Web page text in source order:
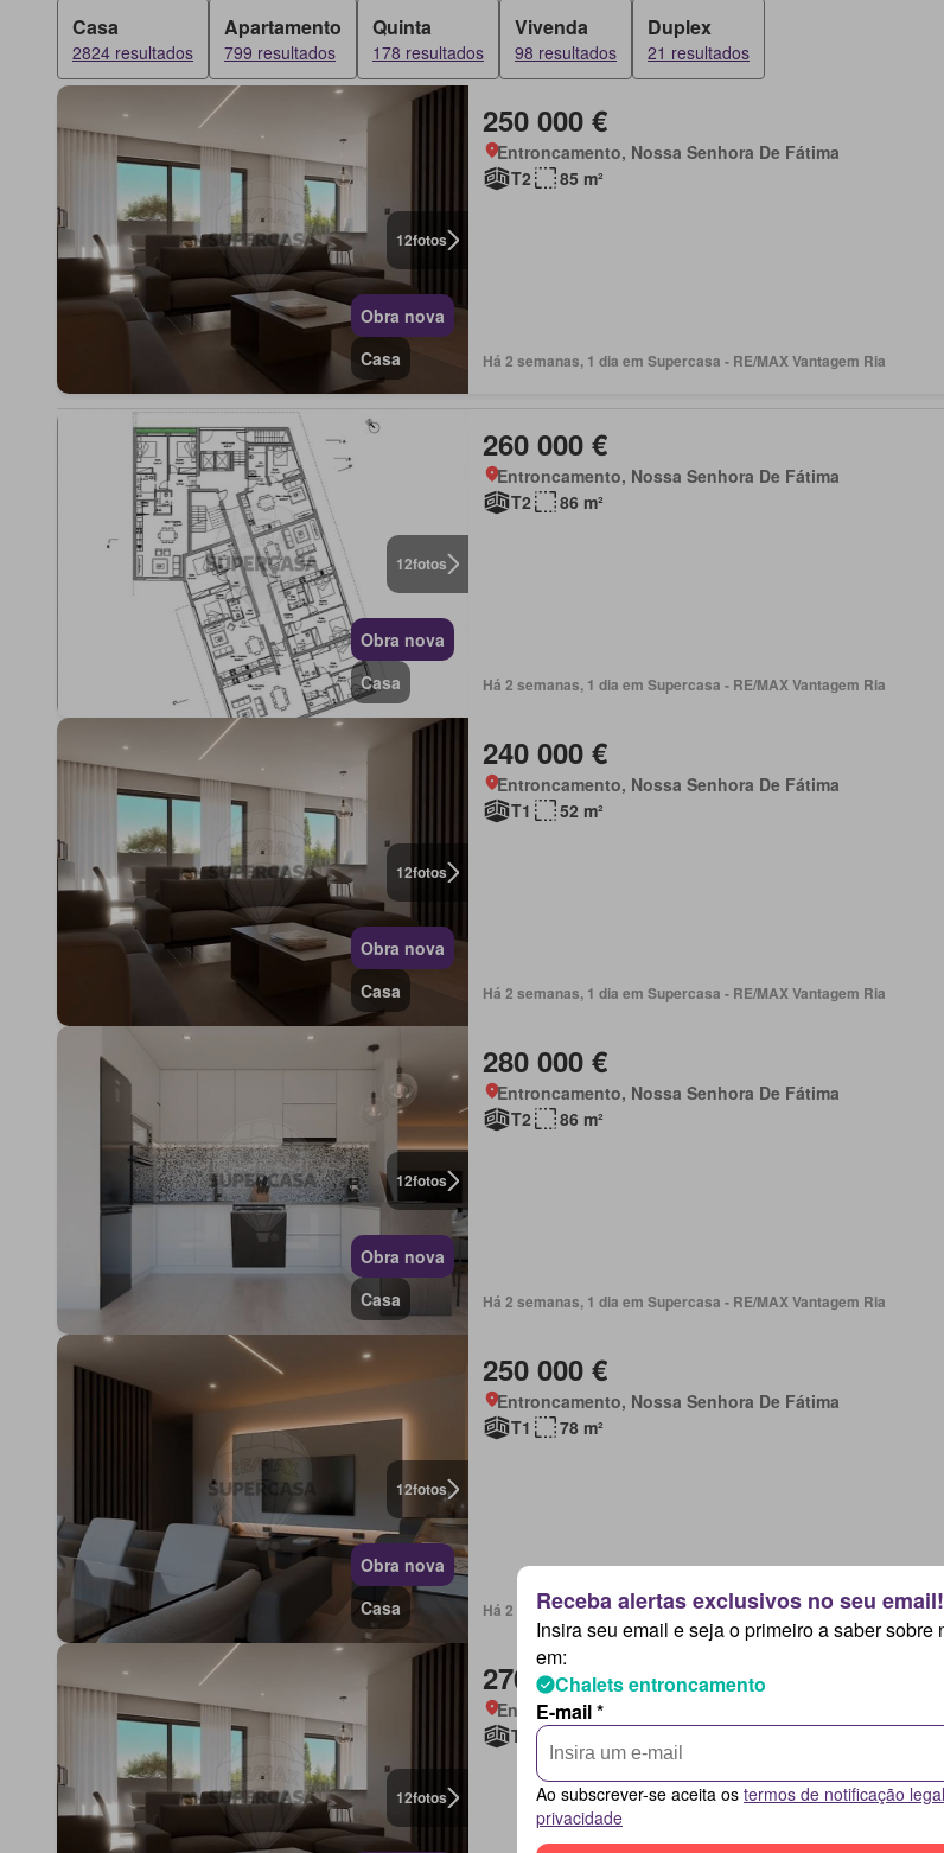
Casa
2824 resultados
Apartamento
799 resultados
Quinta
178 resultados
Vivenda
98 resultados
Duplex
21 resultados
12fotos
Obra nova
Casa
250 000 €
Entroncamento, Nossa Senhora De Fátima
T2
85 m²
Há 2 semanas, 1 dia em Supercasa - RE/MAX Vantagem Ria
12fotos
Obra nova
Casa
260 000 €
Entroncamento, Nossa Senhora De Fátima
T2
86 m²
Há 2 semanas, 1 dia em Supercasa - RE/MAX Vantagem Ria
12fotos
Obra nova
Casa
240 000 €
Entroncamento, Nossa Senhora De Fátima
T1
52 m²
Há 2 semanas, 1 dia em Supercasa - RE/MAX Vantagem Ria
12fotos
Obra nova
Casa
280 000 €
Entroncamento, Nossa Senhora De Fátima
T2
86 m²
Há 2 semanas, 1 dia em Supercasa - RE/MAX Vantagem Ria
12fotos
Obra nova
Casa
250 000 €
Entroncamento, Nossa Senhora De Fátima
T1
78 m²
Há 2 semanas, 1 dia em Supercasa - RE/MAX Vantagem Ria
12fotos
270 000 €
Entroncamento, Nossa Senhora De Fátima
T2
Insira seu email e seja o primeiro a saber sobre
em:
Chalets entroncamento
E-mail *
Ao subscrever-se aceita os termos de notificação legal
privacidade